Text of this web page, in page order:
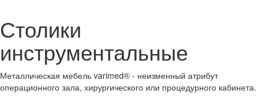
Столики
инструментальные
Металлическая мебель varimed® - неизменный атрибут
операционного зала, хирургического или процедурного кабинета.